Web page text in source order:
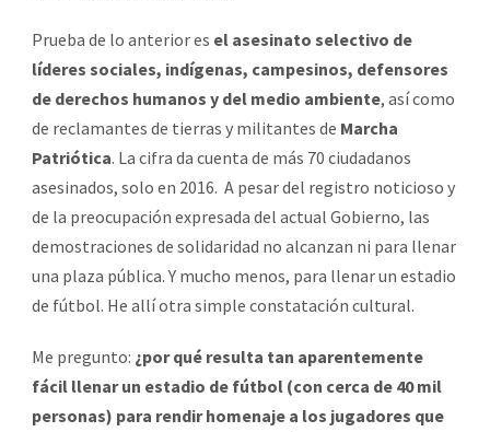
Prueba de lo anterior es el asesinato selectivo de
líderes sociales, indígenas, campesinos, defensores
de derechos humanos y del medio ambiente, así como
de reclamantes de tierras y militantes de Marcha
Patriótica. La cifra da cuenta de más 70 ciudadanos
asesinados, solo en 2016. A pesar del registro noticioso y
de la preocupación expresada del actual Gobierno, las
demostraciones de solidaridad no alcanzan ni para llenar
una plaza pública. Y mucho menos, para llenar un estadio
de fútbol. He allí otra simple constatación cultural.
Me pregunto: ¿por qué resulta tan aparentemente
fácil llenar un estadio de fútbol (con cerca de 40 mil
personas) para rendir homenaje a los jugadores que